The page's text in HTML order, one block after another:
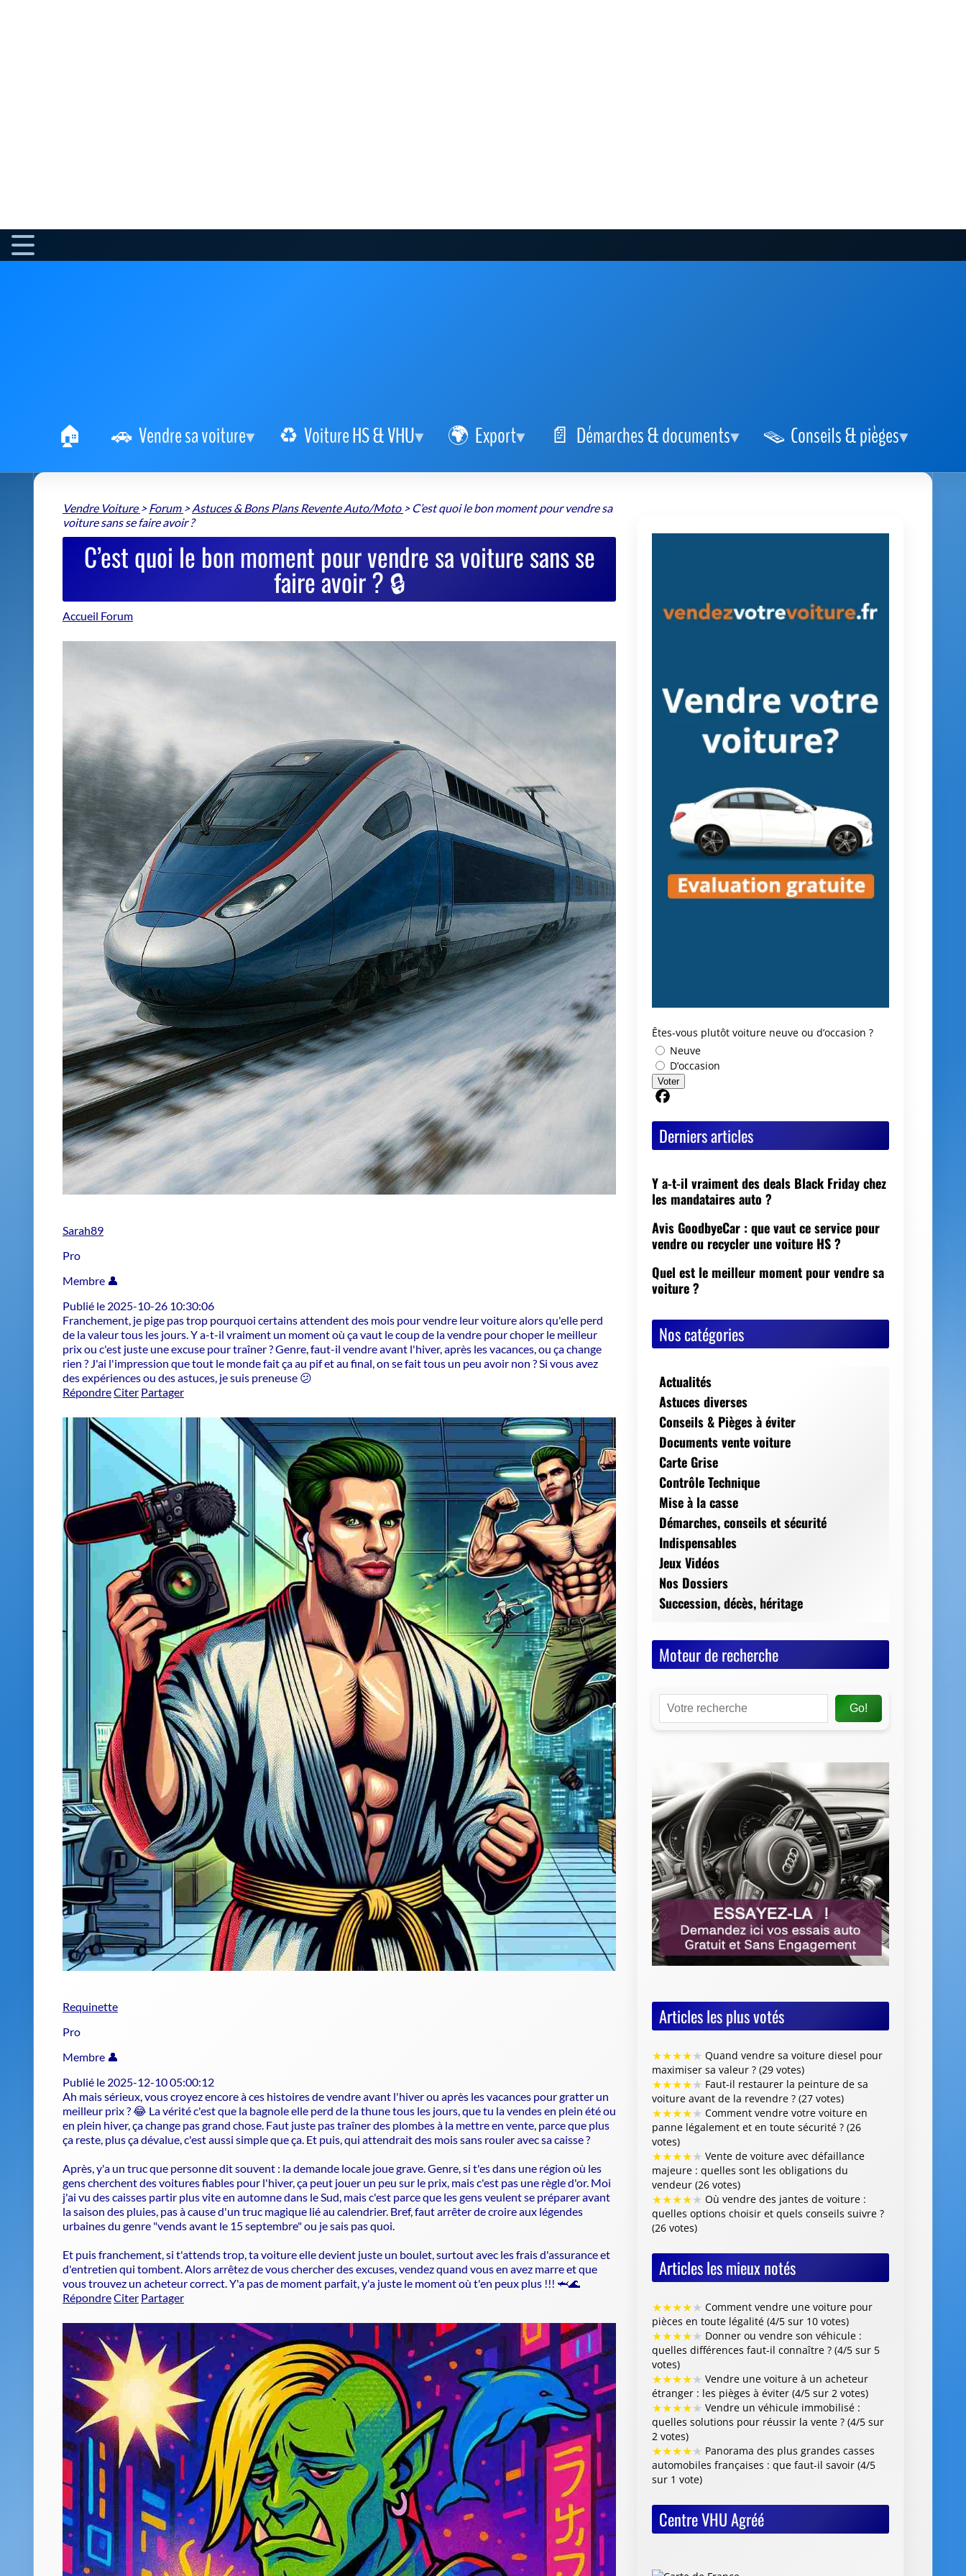
Vendre Voiture>Forum>Astuces & Bons Plans Revente Auto/Moto>C’est quoi le bon moment pour vendre sa
C’est quoi le bon moment pour vendre sa voiture sans se
faire avoir ? 🔒
Sarah89
Franchement, je pige pas trop pourquoi certains attendent des mois pour vendre leur voiture alors qu'elle perd
prix ou c'est juste une excuse pour traîner ? Genre, faut-il vendre avant l'hiver, après les vacances, ou ça change
rien ? J'ai l'impression que tout le monde fait ça au pif et au final, on se fait tous un peu avoir non ? Si vous avez
des expériences ou des astuces, je suis preneuse 😕
RépondreCiter Partager
Requinette
Ah mais sérieux, vous croyez encore à ces histoires de vendre avant l'hiver ou après les vacances pour gratter un
en plein hiver, ça change pas grand chose. Faut juste pas traîner des plombes à la mettre en vente, parce que plus
ça reste, plus ça dévalue, c'est aussi simple que ça. Et puis, qui attendrait des mois sans rouler avec sa caisse ?
Après, y'a un truc que personne dit souvent : la demande locale joue grave. Genre, si t'es dans une région où les
gens cherchent des voitures fiables pour l'hiver, ça peut jouer un peu sur le prix, mais c'est pas une règle d'or. Moi
la saison des pluies, pas à cause d'un truc magique lié au calendrier. Bref, faut arrêter de croire aux légendes
urbaines du genre "vends avant le 15 septembre" ou je sais pas quoi.
Et puis franchement, si t'attends trop, ta voiture elle devient juste un boulet, surtout avec les frais d'assurance et
d'entretien qui tombent. Alors arrêtez de vous chercher des excuses, vendez quand vous en avez marre et que
RépondreCiter Partager
D’occasion
Voter
Partager sur Facebook
Derniers articles
Y a-t-il vraiment des deals Black Friday chez
Avis GoodbyeCar : que vaut ce service pour
vendre ou recycler une voiture HS ?
Quel est le meilleur moment pour vendre sa
voiture ?
Nos catégories
Actualités
Conseils & Pièges à éviter
Documents vente voiture
Carte Grise
Contrôle Technique
Mise à la casse
Démarches, conseils et sécurité
Indispensables
Jeux Vidéos
Nos Dossiers
Succession, décès, héritage
Moteur de recherche
Go!
★★★★★Quand vendre sa voiture diesel pour
maximiser sa valeur ? (29 votes)
★ ★ ★ ★
Faut-il restaurer la peinture de sa
voiture avant de la revendre ? (27 votes)
★★★★★ Comment vendre votre voiture en
panne légalement et en toute sécurité ? (26
votes)
★ ★ ★ ★★ Vente de voiture avec défaillance
majeure : quelles sont les obligations du
vendeur (26 votes)
★ ★ ★ ★ ★ Où vendre des jantes de voiture :
quelles options choisir et quels conseils suivre ?
(26 votes)
Articles les mieux notés
★★★★★Comment vendre une voiture pour
pièces en toute légalité (4/5 sur 10 votes)
★ ★ ★ ★
Donner ou vendre son véhicule :
quelles différences faut-il connaître ? (4/5 sur 5
votes)
★ ★★ ★ ★Vendre une voiture à un acheteur
étranger : les pièges à éviter (4/5 sur 2 votes)
★★★ ★
Vendre un véhicule immobilisé :
quelles solutions pour réussir la vente ? (4/5 sur
2 votes)
★ ★★ ★ ★Panorama des plus grandes casses
automobiles françaises : que faut-il savoir (4/5
sur 1 vote)
Centre VHU Agréé